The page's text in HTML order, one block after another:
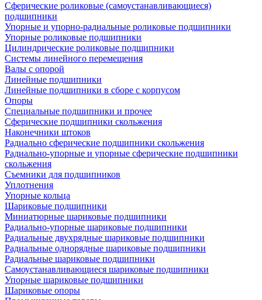
Сферические роликовые (самоустанавливающиеся)
подшипники
Упорные и упорно-радиальные роликовые подшипники
Упорные роликовые подшипники
Цилиндрические роликовые подшипники
Системы линейного перемещения
Валы с опорой
Линейные подшипники
Линейные подшипники в сборе с корпусом
Опоры
Специальные подшипники и прочее
Сферические подшипники скольжения
Наконечники штоков
Радиально сферические подшипники скольжения
Радиально-упорные и упорные сферические подшипники
скольжения
Съемники для подшипников
Уплотнения
Упорные кольца
Шариковые подшипники
Миниатюрные шариковые подшипники
Радиально-упорные шариковые подшипники
Радиальные двухрядные шариковые подшипники
Радиальные однорядные шариковые подшипники
Радиальные шариковые подшипники
Самоустанавливающиеся шариковые подшипники
Упорные шариковые подшипники
Шариковые опоры